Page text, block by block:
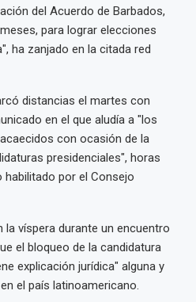
del Acuerdo de Barbados,
para lograr elecciones
ha zanjado en la citada red
distancias el martes con
en el que aludía a "los
con ocasión de la
presidenciales", horas
habilitado por el Consejo
la víspera durante un encuentro
el bloqueo de la candidatura
explicación jurídica" alguna y
el país latinoamericano.